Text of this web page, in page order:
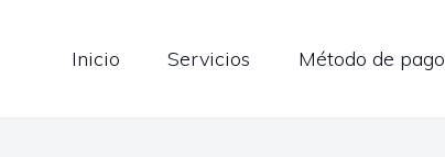
Inicio Servicios Método de pago